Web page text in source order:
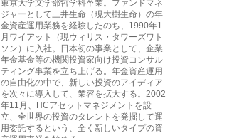
東京大学文学部哲学科卒業。ファンドマネ
ジャーとして三井生命（現大樹生命）の年
金資産運用業務を経験したのち、1990年1
月ワイアット（現ウィリス・タワーズワト
ソン）に入社。日本初の事業として、企業
年金基金等の機関投資家向け投資コンサル
ティング事業を立ち上げる。年金資産運用
の自由化の中で、新しい投資のアイディア
を次々に導入して、業容を拡大する。2002
年11月、HCアセットマネジメントを設
立、全世界の投資のタレントを発掘して運
用委託するという、全く新しいタイプの資